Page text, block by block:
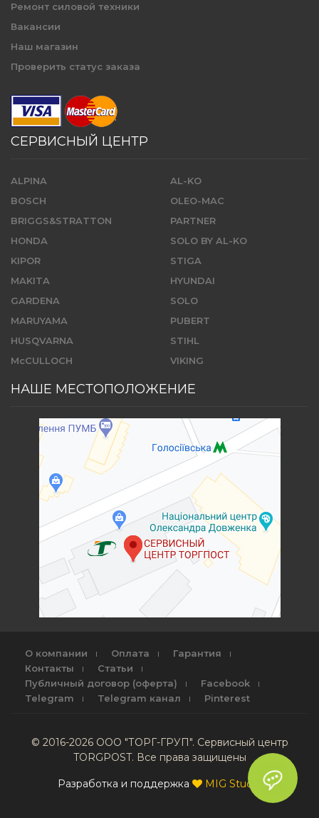
Ремонт силовой техники
Вакансии
Наш магазин
Проверить статус заказа
СЕРВИСНЫЙ ЦЕНТР
ALPINA
BOSCH
BRIGGS&STRATTON
HONDA
KIPOR
MAKITA
GARDENA
MARUYAMA
HUSQVARNA
McCULLOCH
AL-KO
OLEO-MAC
PARTNER
SOLO BY AL-KO
STIGA
HYUNDAI
SOLO
PUBERT
STIHL
VIKING
НАШЕ МЕСТОПОЛОЖЕНИЕ
О компании Оплата
Гарантия
Контакты
Статьи
Публичный договор (оферта)
Facebook
Telegram
Telegram канал Pinterest
© 2016-2026 ООО "ТОРГ-ГРУП". Сервисный центр
TORGPOST. Все права защищены
Разработка и поддержка MIG Studio